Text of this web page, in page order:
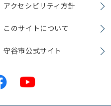
アクセシビリティ方針
このサイトについて
守谷市公式サイト